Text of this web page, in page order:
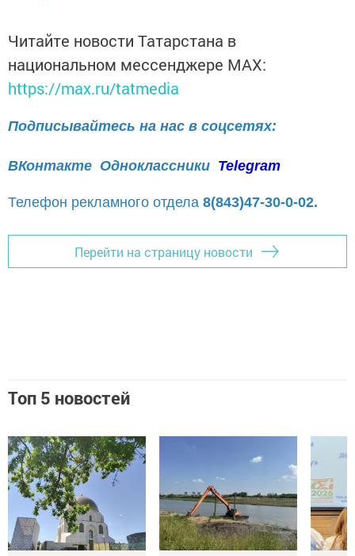
Читайте новости Татарстана в
национальном мессенджере MАХ:
https://max.ru/tatmedia
Подписывайтесь на нас в соцсетях:
ВКонтакте Одноклассники Telegram
Телефон рекламного отдела 8(843)47-30-0-02.
Перейти на страницу новости
Топ 5 новостей